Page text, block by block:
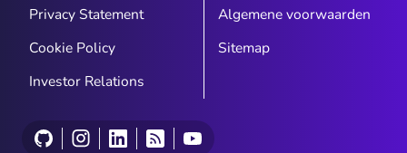
Privacy Statement
Algemene voorwaarden
Cookie Policy
Sitemap
Investor Relations